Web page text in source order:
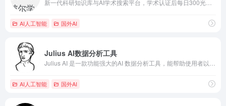
AI人工智能 国外AI
Julius AI数据分析工具
AI人工智能 国外AI